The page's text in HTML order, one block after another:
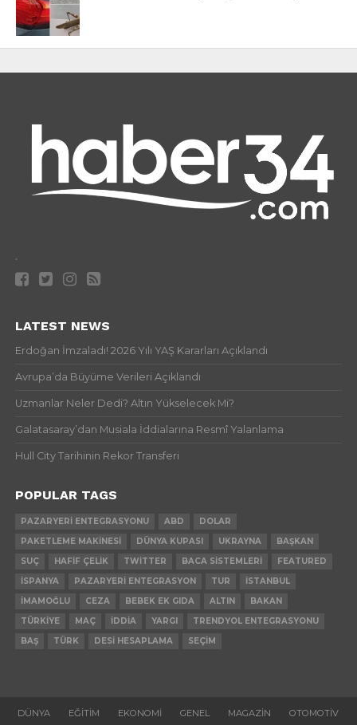
.
LATEST NEWS
Erdoğan İmzaladı! 2026 Yılı YAŞ Kararları Açıklandı
Avrupa’da Büyüme Verileri Açıklandı
Uzmanlar Neler Dedi? Altın Yükselecek Mi?
Galatasaray’dan Musiala İddialarına Resmî Yalanlama
Hull City Tarihinin Rekor Transferi
POPULAR TAGS
PAZARYERI ENTEGRASYONU ABD
DOLAR
PAKETLEME MAKINESI
DÜNYA KUPASI UKRAYNA
BAŞKAN
SUÇ
HAFIF ÇELIK TWITTER BACA SISTEMLERI
FEATURED
İSPANYA
PAZARYERI ENTEGRASYON TUR
İSTANBUL
İMAMOĞLU
CEZA BEBEK EK GIDA ALTIN
BAKAN
TÜRKIYE
MAÇ İDDIA YARGI
TRENDYOL ENTEGRASYONU
BAŞ
TÜRK DESI HESAPLAMA SEÇIM
DÜNYA EĞITIM EKONOMI GENEL MAGAZIN
OTOMOTIV